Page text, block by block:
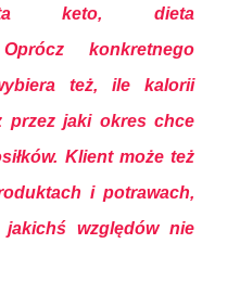
keto, dieta
konkretnego
też, ile kalorii
przez jaki okres chce
Klient może też
i potrawach,
względów nie